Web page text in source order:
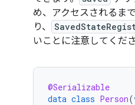
め、アクセスされるまで
り、
いことに注意してくださ
@Serializable
data class Person(